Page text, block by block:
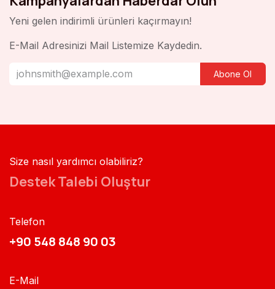
Yeni gelen indirimli ürünleri kaçırmayın!
E-Mail Adresinizi Mail Listemize Kaydedin.
Abone Ol
Size nasıl yardımcı olabiliriz?
Destek Talebi Oluştur
Telefon
+90 548 848 90 03​​
E-Mail